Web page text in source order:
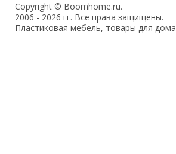
Copyright © Boomhome.ru.
2006 - 2026 гг. Все права защищены.
Пластиковая мебель, товары для дома